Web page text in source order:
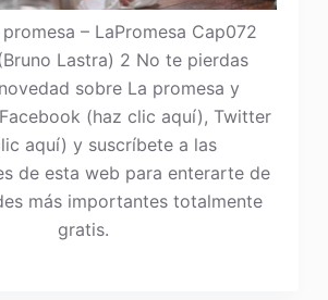
– LaPromesa Cap072
Lastra) 2 No te pierdas
sobre La promesa y
(haz clic aquí), Twitter
aquí) y suscríbete a las
de esta web para enterarte de
más importantes totalmente
gratis.